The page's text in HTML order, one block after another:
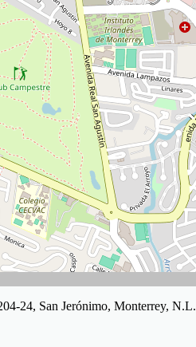
24, San Jerónimo, Monterrey, N.L.